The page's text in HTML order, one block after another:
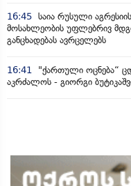
16:45 საია რუსული
მოსახლეობის უფლებრივ
განცხადებას ავრცელებს
16:41
"ქართული ოცნება“
აკრძალოს - გიორგი